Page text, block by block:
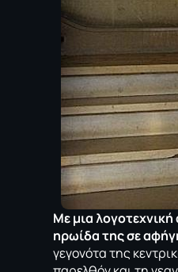
Με μια
ηρωίδα της σε
γεγονότα της